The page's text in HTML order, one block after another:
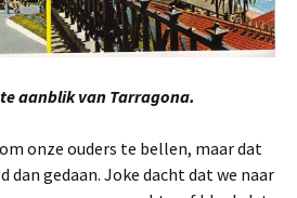
aanblik van Tarragona.
onze ouders te bellen, maar dat
dan gedaan. Joke dacht dat we naar